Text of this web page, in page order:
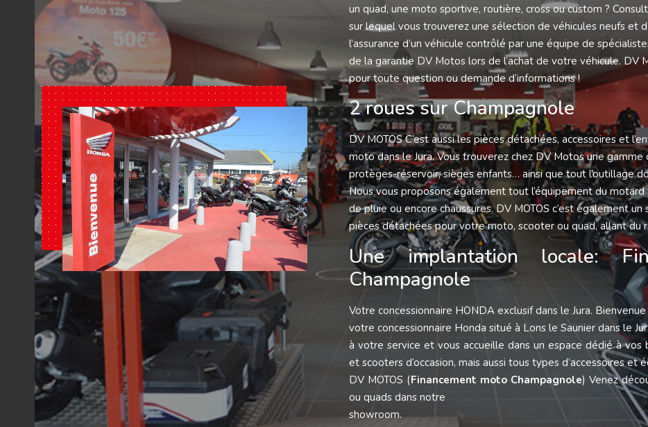
un quad, une moto sportive, routière, cross ou custom ?
sur lequel vous trouverez une sélection de véhicules neufs et
l’assurance d’un véhicule contrôlé par une équipe de
de la garantie DV Motos lors de l’achat de votre véhicule. DV
pour toute question ou demande d’informations !
2 roues sur Champagnole
DV MOTOS C’est aussi les pièces détachées, accessoires et
moto dans le Jura. Vous trouverez chez DV Motos une gamme
protèges-réservoir, sièges enfants… ainsi que tout l’outillage
Nous vous proposons également tout l’équipement du
de pluie ou encore chaussures. DV MOTOS c’est également
pièces détachées pour votre moto, scooter ou quad, allant
Une implantation locale:
Champagnole
Votre concessionnaire HONDA exclusif dans le Jura.
votre concessionnaire Honda situé à Lons le Saunier dans le
à votre service et vous accueille dans un espace dédié à vos
et scooters d’occasion, mais aussi tous types d’accessoires et
DV MOTOS (Financement moto Champagnole) Venez
ou quads dans notre
showroom.